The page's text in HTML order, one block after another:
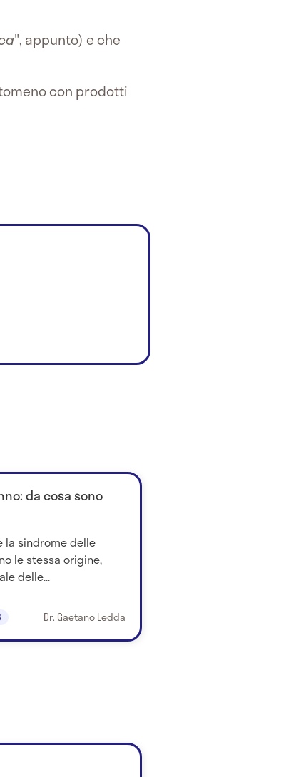
", appunto) e che
con prodotti
da cosa sono
la sindrome delle
le stessa origine,
delle...
Dr. Gaetano Ledda